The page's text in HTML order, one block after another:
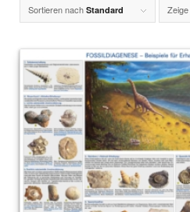
Sortieren nach Standard Zeige